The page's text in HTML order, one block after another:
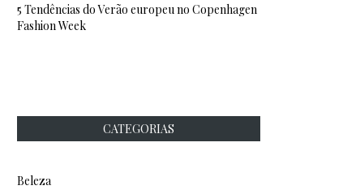
5 Tendências do Verão europeu no Copenhagen
Fashion Week
CATEGORIAS
Beleza